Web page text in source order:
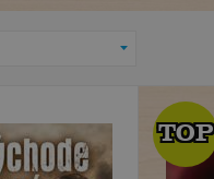
TOP
TOP